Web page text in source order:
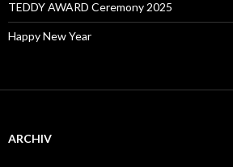
TEDDY AWARD Ceremony 2025
Happy New Year
ARCHIV